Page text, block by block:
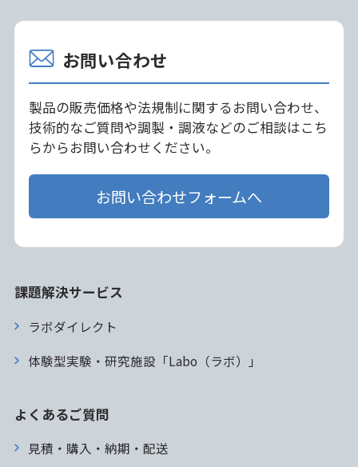
お問い合わせ
製品の販売価格や法規制に関するお問い合わせ、
技術的なご質問や調製・調液などのご相談はこち
らからお問い合わせください。
お問い合わせフォームへ
課題解決サービス
ラボダイレクト
体験型実験・研究施設「Labo（ラボ）」
よくあるご質問
見積・購入・納期・配送